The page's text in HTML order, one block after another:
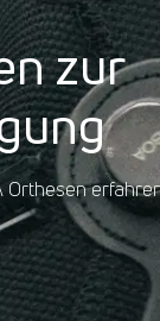
zur
Orthesen